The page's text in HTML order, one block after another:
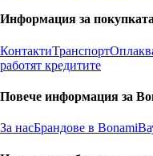
Информация за
КонтактиТранспорт
работят кредитите
Повече информация за
За насБрандове в Bonami